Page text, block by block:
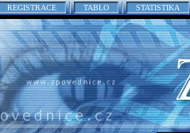
REGISTRACE TABLO STATISTIKA